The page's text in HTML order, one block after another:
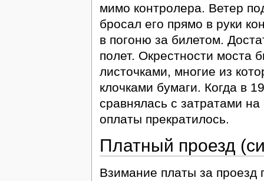
мимо контролера. Ветер
бросал его прямо в руки
в погоню за билетом.
полет. Окрестности моста
листочками, многие из
клочками бумаги. Когда в
сравнялась с затратами
оплаты прекратилось.
Платный проезд
Взимание платы за